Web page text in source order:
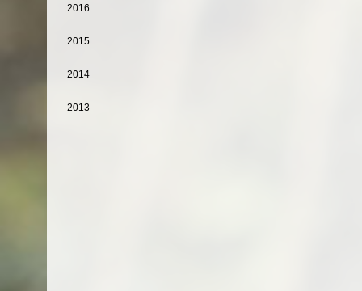
2016
2015
2014
2013